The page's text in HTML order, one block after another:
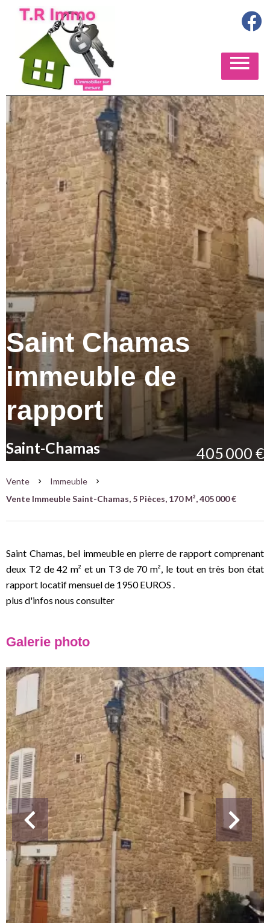
Saint Chamas
immeuble de
rapport
Saint-Chamas 405 000 €
Vente
Immeuble
Vente Immeuble Saint-Chamas, 5 Pièces, 170 M², 405 000 €
Saint Chamas, bel immeuble en pierre de rapport comprenant
deux T2 de 42 m² et un T3 de 70 m², le tout en très bon état
rapport locatif mensuel de 1950 EUROS .
plus d'infos nous consulter
Galerie photo